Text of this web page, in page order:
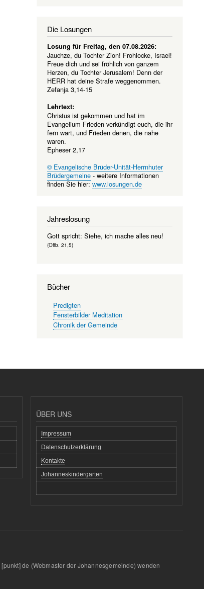
Die Losungen
Losung für Freitag, den 07.08.2026:
Jauchze, du Tochter Zion! Frohlocke, Israel!
Freue dich und sei fröhlich von ganzem
Herzen, du Tochter Jerusalem! Denn der
HERR hat deine Strafe weggenommen.
Zefanja 3,14-15
Lehrtext:
Christus ist gekommen und hat im
Evangelium Frieden verkündigt euch, die ihr
fern wart, und Frieden denen, die nahe
waren.
Epheser 2,17
© Evangelische Brüder-Unität-Herrnhuter
Brüdergemeine- weitere Informationen
finden Sie hier:www.losungen.de
Jahreslosung
Gott spricht: Siehe, ich mache alles neu!
(Offb. 21,5)
Bücher
Predigten
Fensterbilder Meditation
Chronik der Gemeinde
ÜBER UNS
Impressum
Datenschutzerklärung
Kontakte
Johanneskindergarten
[punkt]de (Webmaster der Johannesgemeinde) wenden